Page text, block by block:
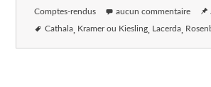
Comptes-rendus aucun commentaire
Cathala Kramer ou Kiesling Lacerda